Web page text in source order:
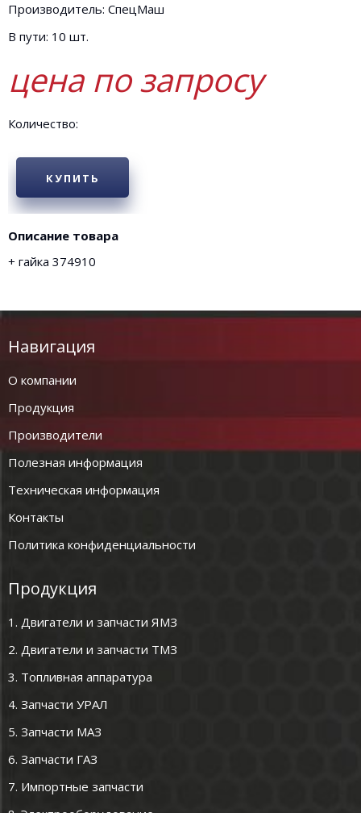
Производитель: СпецМаш
В пути: 10 шт.
цена по запросу
Количество:
КУПИТЬ
Описание товара
+ гайка 374910
Навигация
О компании
Продукция
Производители
Полезная информация
Техническая информация
Контакты
Политика конфиденциальности
Продукция
1. Двигатели и запчасти ЯМЗ
2. Двигатели и запчасти ТМЗ
3. Топливная аппаратура
4. Запчасти УРАЛ
5. Запчасти МАЗ
6. Запчасти ГАЗ
7. Импортные запчасти